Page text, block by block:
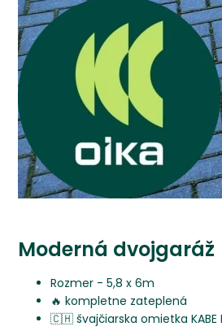
Moderná dvojgaráž
Rozmer - 5,8 x 6m
🔥 kompletne zateplená
🇨🇭 švajčiarska omietka KABE